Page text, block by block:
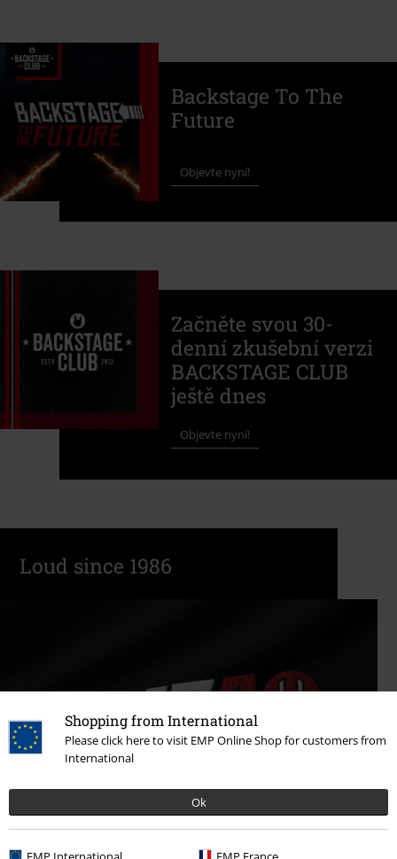
Shopping from International
Please click here to visit EMP Online Shop for customers from
International
Ok
Backstage To The
Future
Objevte nyní!
Začněte svou 30-
denní zkušební verzi
BACKSTAGE CLUB
ještě dnes
Objevte nyní!
Loud since 1986